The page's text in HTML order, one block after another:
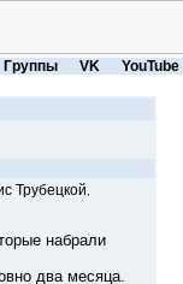
Группы VK YouTube
Трубецкой
набрали
два месяца.